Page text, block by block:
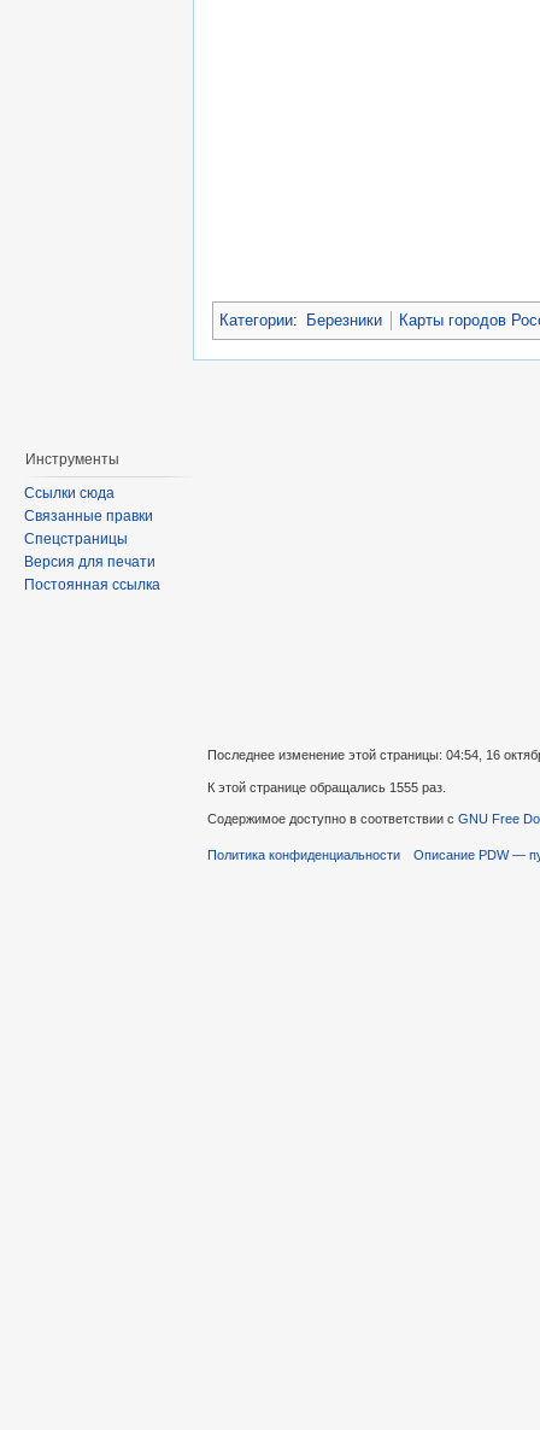
Категории: Березники Карты городов
Инструменты
Ссылки сюда
Связанные правки
Спецстраницы
Версия для печати
Постоянная ссылка
Последнее изменение этой страницы: 04:54, 16
К этой странице обращались 1555 раз.
Содержимое доступно в соответствии с GNU Free
Политика конфиденциальности Описание PDW —